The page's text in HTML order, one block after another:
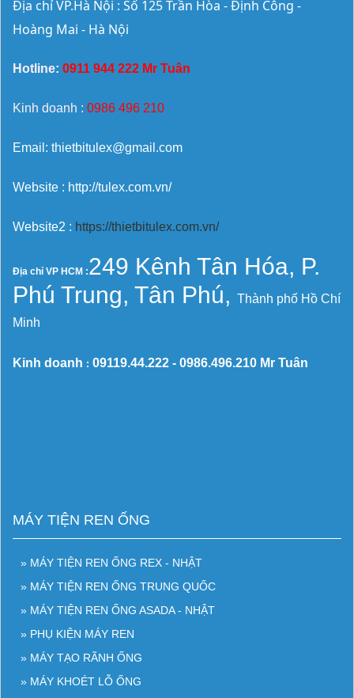
Địa chỉ VP.Hà Nội : Số 125 Trần Hòa - Định Công -
Hoàng Mai - Hà Nội
Hotline: 0911 944 222 Mr Tuân
Kinh doanh : 0986 496 210
Email: thietbitulex@gmail.com
Website : http://tulex.com.vn/
Website2 : https://thietbitulex.com.vn/
Địa chỉ VP HCM :249 Kênh Tân Hóa, P.
Phú Trung, Tân Phú, Thành phố Hồ Chí
Minh
Kinh doanh : 09119.44.222 - 0986.496.210 Mr Tuân
MÁY TIỆN REN ỐNG
» MÁY TIỆN REN ỐNG REX - NHẬT
» MÁY TIỆN REN ỐNG TRUNG QUỐC
» MÁY TIỆN REN ỐNG ASADA - NHẬT
» PHỤ KIỆN MÁY REN
» MÁY TẠO RÃNH ỐNG
» MÁY KHOÉT LỖ ỐNG